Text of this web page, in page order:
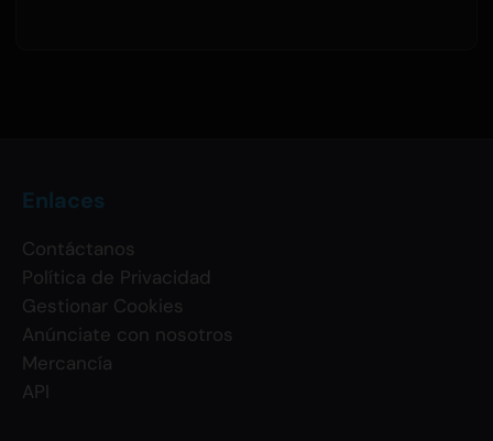
Enlaces
Contáctanos
Política de Privacidad
Gestionar Cookies
Anúnciate con nosotros
Mercancía
API